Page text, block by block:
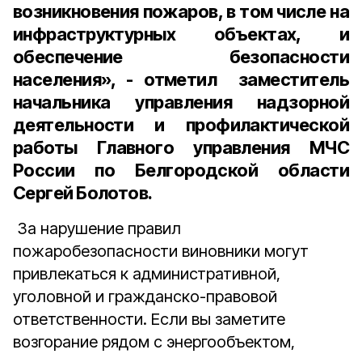
возникновения пожаров, в том числе на
инфраструктурных объектах, и
обеспечение безопасности
населения», - отметил заместитель
начальника управления надзорной
деятельности и профилактической
работы Главного управления МЧС
России по Белгородской области
Сергей Болотов.
За нарушение правил
пожаробезопасности виновники могут
привлекаться к административной,
уголовной и гражданско-правовой
ответственности. Если вы заметите
возгорание рядом с энергообъектом,